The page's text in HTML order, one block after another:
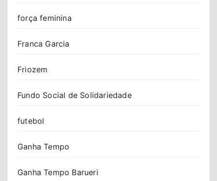
força feminina
Franca Garcia
Friozem
Fundo Social de Solidariedade
futebol
Ganha Tempo
Ganha Tempo Barueri